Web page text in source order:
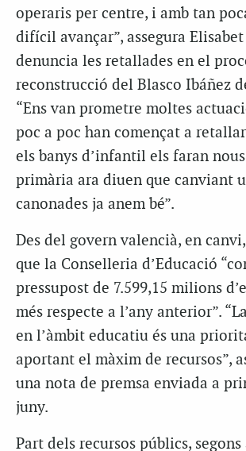
operaris per centre, i amb tan
difícil avançar”, assegura
denuncia les retallades en el
reconstrucció del Blasco Ibáñez
“Ens van prometre moltes
poc a poc han començat a
els banys d’infantil els faran
primària ara diuen que canviant
canonades ja anem bé”.
Des del govern valencià, en
que la Conselleria d’Educació
pressupost de 7.599,15 milions
més respecte a l’any anterior”.
en l’àmbit educatiu és una
aportant el màxim de recursos”,
una nota de premsa enviada a
juny.
Part dels recursos públics, segons